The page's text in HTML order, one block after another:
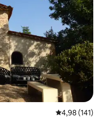
4,98 av 5 i
4,98 (141)